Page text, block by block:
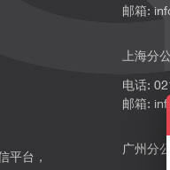
平台，
邮箱:
上海分
电话:
邮箱:
广州分